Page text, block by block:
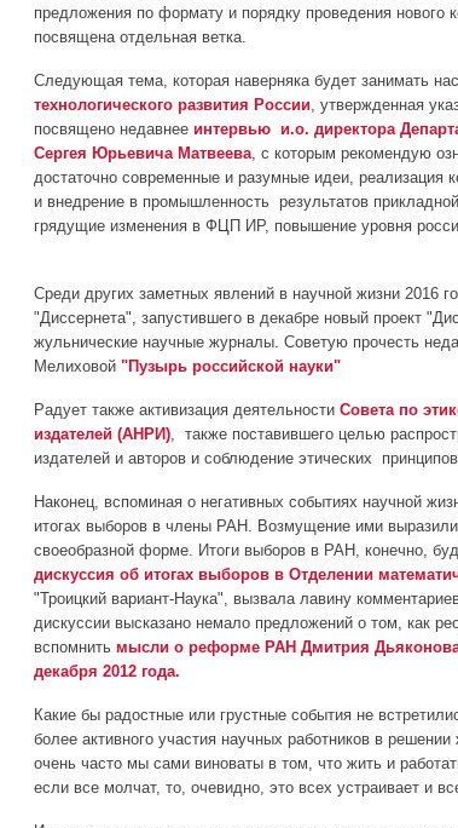
предложения по формату и порядку проведения нового
посвящена отдельная ветка.
Следующая тема, которая наверняка будет занимать
технологического развития России, утвержденная
посвящено недавнее интервью и.о. директора
Сергея Юрьевича Матвеева, с которым рекомендую
достаточно современные и разумные идеи, реализация
и внедрение в промышленность результатов
грядущие изменения в ФЦП ИР, повышение уровня
Среди других заметных явлений в научной жизни 2016
"Диссернета", запустившего в декабре новый проект
жульнические научные журналы. Советую прочесть
Мелиховой "Пузырь российской науки"
Радует также активизация деятельности Совета по
издателей (АНРИ), также поставившего целью
издателей и авторов и соблюдение этических
Наконец, вспоминая о негативных событиях научной
итогах выборов в члены РАН. Возмущение ими
своеобразной форме. Итоги выборов в РАН, конечно,
дискуссия об итогах выборов в Отделении
"Троицкий вариант-Наука", вызвала лавину
дискуссии высказано немало предложений о том, как
вспомнить мысли о реформе РАН Дмитрия
декабря 2012 года.
Какие бы радостные или грустные события не
более активного участия научных работников в
очень часто мы сами виноваты в том, что жить и
если все молчат, то, очевидно, это всех устраивает и